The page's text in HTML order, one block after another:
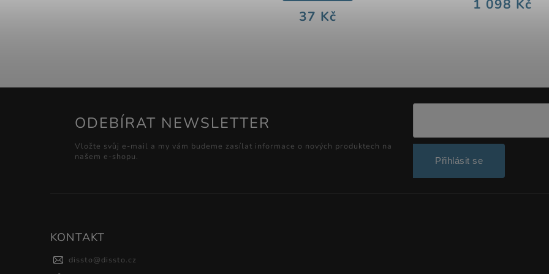
37 Kč
1 098 Kč
ODEBÍRAT NEWSLETTER
Vložte svůj e-mail a my vám budeme zasílat informace o nových produktech na
našem e-shopu.
Přihlásit se
KONTAKT
dissto@dissto.cz